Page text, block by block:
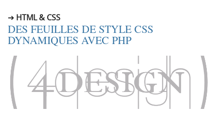
HTML & CSS
DES FEUILLES DE STYLE CSS
DYNAMIQUES AVEC PHP